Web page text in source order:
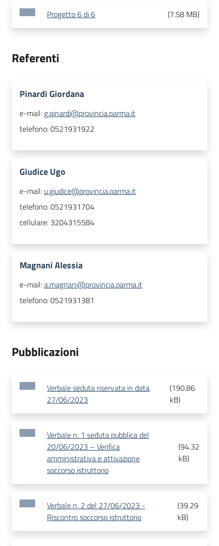
Progetto 6 di 6 (7.58 MB)
Referenti
Pinardi Giordana
e-mail: g.pinardi@provincia.parma.it
telefono:0521931922
Giudice Ugo
e-mail: u.giudice@provincia.parma.it
telefono:0521931704
cellulare: 3204315584
Magnani Alessia
e-mail:a.magnani@provincia.parma.it
telefono:0521931381
Pubblicazioni
Verbale seduta riservata in data
27/06/2023
(190.86
kB)
Verbale n. 1 seduta pubblica del
20/06/2023 – Verifica
amministrativa e attivazione
soccorso istruttorio
(94.32
kB)
Verbale n. 2 del 27/06/2023 -
Riscontro soccorso istruttorio
(39.29
kB)